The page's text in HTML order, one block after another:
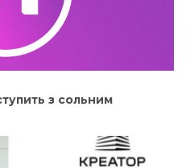
з сольним